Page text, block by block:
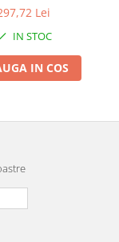
Lei
IN STOC
IN COS